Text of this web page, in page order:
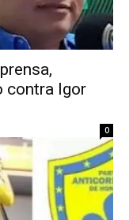
contra Igor
0